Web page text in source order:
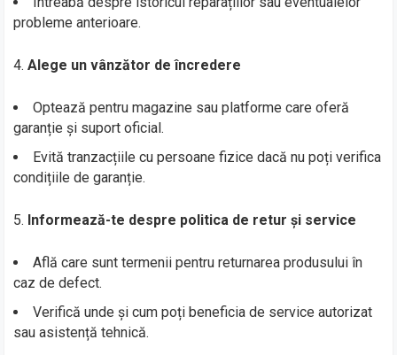
probleme anterioare.
Alege un vânzător de încredere
Optează pentru magazine sau platforme care oferă
garanție și suport oficial.
Evită tranzacțiile cu persoane fizice dacă nu poți verifica
condițiile de garanție.
Informează-te despre politica de retur și service
Află care sunt termenii pentru returnarea produsului în
caz de defect.
Verifică unde și cum poți beneficia de service autorizat
sau asistență tehnică.